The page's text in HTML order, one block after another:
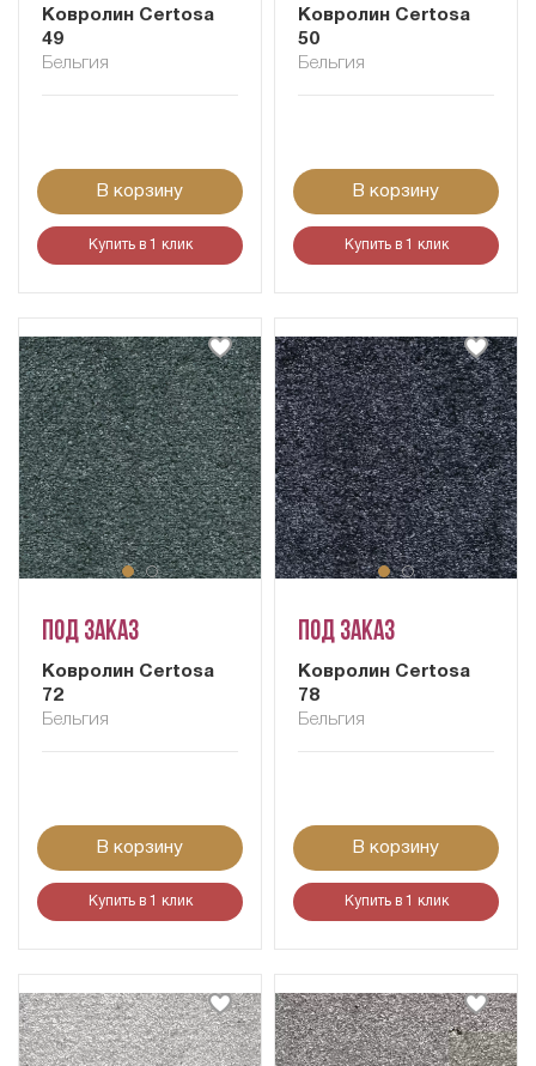
Ковролин Certosa
49
Бельгия
В корзину
Купить в 1 клик
Ковролин Certosa
50
Бельгия
В корзину
Купить в 1 клик
Под заказ
Ковролин Certosa
72
Бельгия
В корзину
Купить в 1 клик
Под заказ
Ковролин Certosa
78
Бельгия
В корзину
Купить в 1 клик